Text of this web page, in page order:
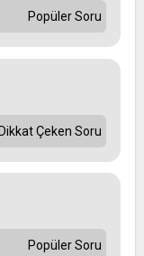
Popüler Soru
Çeken Soru
Popüler Soru